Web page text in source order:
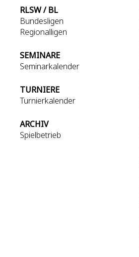
RLSW / BL
Bundesligen
Regionalligen
SEMINARE
Seminarkalender
TURNIERE
Turnierkalender
ARCHIV
Spielbetrieb